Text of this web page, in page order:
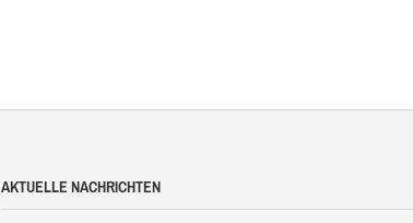
AKTUELLE NACHRICHTEN